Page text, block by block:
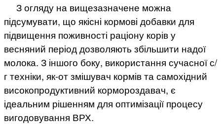
З огляду на вищезазначене можна
підсумувати, що якісні кормові добавки для
підвищення поживності раціону корів у
весняний період дозволяють збільшити надої
молока. З іншого боку, використання сучасної с/
г техніки, як-от змішувач кормів та самохідний
високопродуктивний кормороздавач, є
ідеальним рішенням для оптимізації процесу
вигодовування ВРХ.